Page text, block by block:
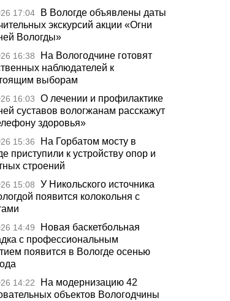
17:04
В Вологде объявлены даты
экскурсий акции «Огни
Вологды»
16:38
На Вологодчине готовят
наблюдателей к
выборам
16:03
О лечении и профилактике
суставов вологжанам расскажут
здоровья»
15:36
На Горбатом мосту в
приступили к устройству опор и
строений
15:08
У Никольского источника
появится колокольня с
14:49
Новая баскетбольная
с профессиональным
появится в Вологде осенью
14:22
На модернизацию 42
объектов Вологодчины